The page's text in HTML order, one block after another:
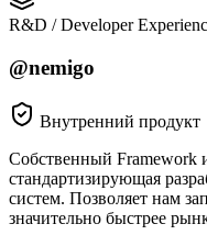
R&D / Developer
@nemigo
Внутренний продукт
Собственный Framework
стандартизирующая
систем. Позволяет нам
значительно быстрее